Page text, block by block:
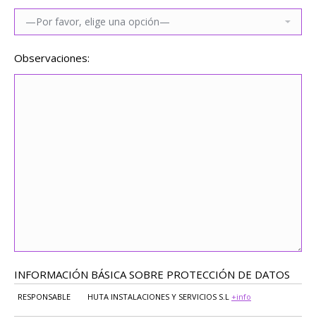
Observaciones:
INFORMACIÓN BÁSICA SOBRE PROTECCIÓN DE DATOS
RESPONSABLE HUTA INSTALACIONES Y SERVICIOS S.L +info